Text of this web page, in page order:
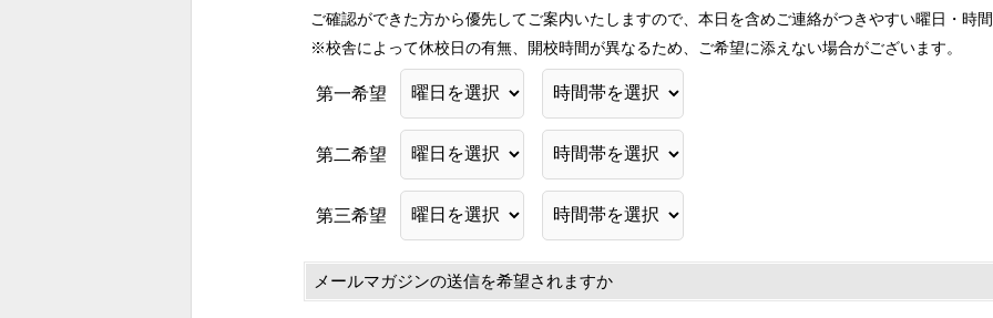
ご確認ができた方から優先してご案内いたしますので、本日を含めご連絡がつきやすい曜日・時
※校舎によって休校日の有無、開校時間が異なるため、ご希望に添えない場合がございます。
第一希望
第二希望
第三希望
メールマガジンの送信を希望されますか